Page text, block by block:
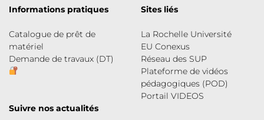
Informations pratiques
Catalogue de prêt de
matériel
Demande de travaux (DT)
Sites liés
La Rochelle Université
EU Conexus
Réseau des SUP
Plateforme de vidéos
pédagogiques (POD)
Portail VIDEOS
Suivre nos actualités